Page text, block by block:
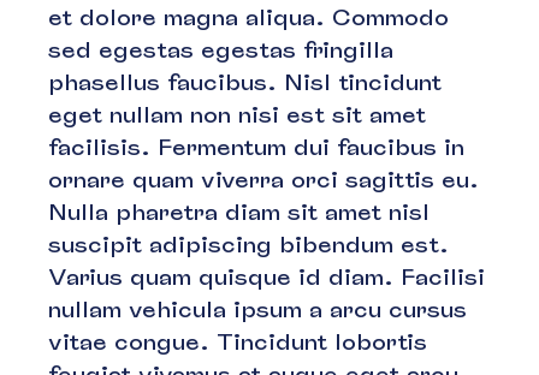
et dolore magna aliqua. Commodo
sed egestas egestas fringilla
phasellus faucibus. Nisl tincidunt
eget nullam non nisi est sit amet
facilisis. Fermentum dui faucibus in
ornare quam viverra orci sagittis eu.
Nulla pharetra diam sit amet nisl
suscipit adipiscing bibendum est.
Varius quam quisque id diam. Facilisi
nullam vehicula ipsum a arcu cursus
vitae congue. Tincidunt lobortis